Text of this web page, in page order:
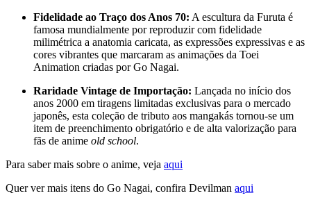
Fidelidade ao Traço dos Anos 70: A escultura da Furuta é
famosa mundialmente por reproduzir com fidelidade
milimétrica a anatomia caricata, as expressões expressivas e as
cores vibrantes que marcaram as animações da Toei
Animation criadas por Go Nagai.
Raridade Vintage de Importação: Lançada no início dos
anos 2000 em tiragens limitadas exclusivas para o mercado
japonês, esta coleção de tributo aos mangakás tornou-se um
item de preenchimento obrigatório e de alta valorização para
fãs de anime old school.
Para saber mais sobre o anime, veja aqui
Quer ver mais itens do Go Nagai, confira Devilman aqui